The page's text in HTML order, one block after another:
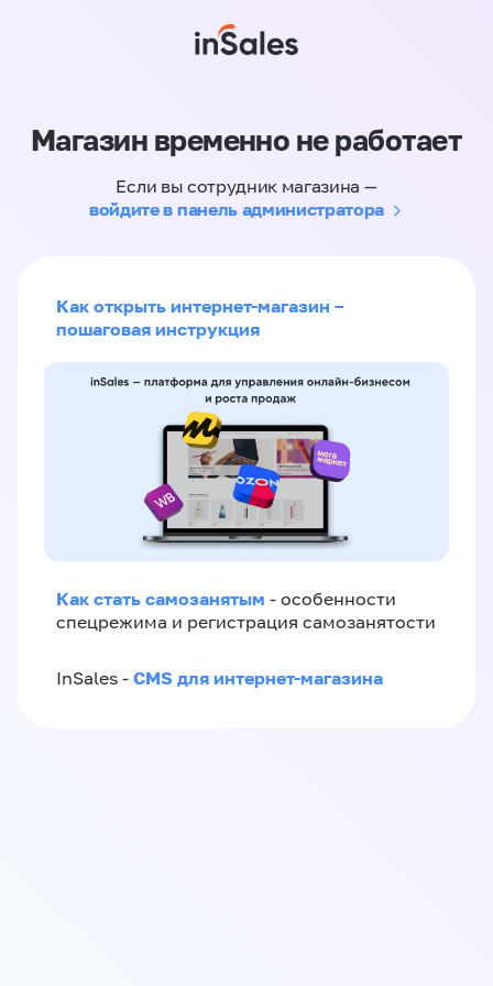
Магазин временно не работает
Если вы сотрудник магазина —
войдите в панель администратора
Как открыть интернет-магазин –
пошаговая инструкция
Как стать самозанятым - особенности
спецрежима и регистрация самозанятости
InSales - CMS для интернет-магазина